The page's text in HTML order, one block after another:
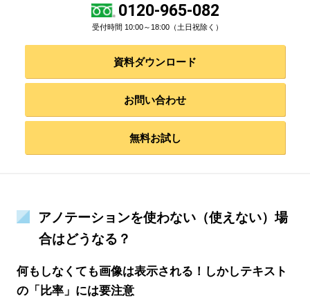
0120-965-082
受付時間 10:00～18:00（土日祝除く）
資料ダウンロード
お問い合わせ
無料お試し
アノテーションを使わない（使えない）場
合はどうなる？
何もしなくても画像は表示される！しかしテキスト
の「比率」には要注意